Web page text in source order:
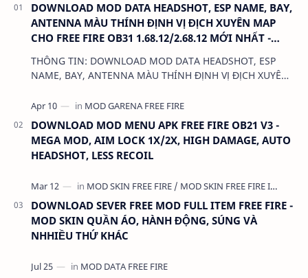
DOWNLOAD MOD DATA HEADSHOT, ESP NAME, BAY,
ANTENNA MÀU THÍNH ĐỊNH VỊ ĐỊCH XUYÊN MAP
CHO FREE FIRE OB31 1.68.12/2.68.12 MỚI NHẤT -
KHÔNG KHÓA NICK
THÔNG TIN: DOWNLOAD MOD DATA HEADSHOT, ESP
NAME, BAY, ANTENNA MÀU THÍNH ĐỊNH VỊ ĐỊCH XUYÊN
KHÔN…
DOWNLOAD MOD MENU APK FREE FIRE OB21 V3 -
MEGA MOD, AIM LOCK 1X/2X, HIGH DAMAGE, AUTO
HEADSHOT, LESS RECOIL
DOWNLOAD SEVER FREE MOD FULL ITEM FREE FIRE -
MOD SKIN QUẦN ÁO, HÀNH ĐỘNG, SÚNG VÀ
NHHIỀU THỨ KHÁC